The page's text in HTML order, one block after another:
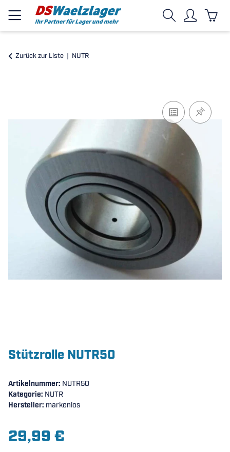
Zurück zur Liste NUTR
Stützrolle NUTR50
Artikelnummer: NUTR50
Kategorie: NUTR
Hersteller: markenlos
29,99 €